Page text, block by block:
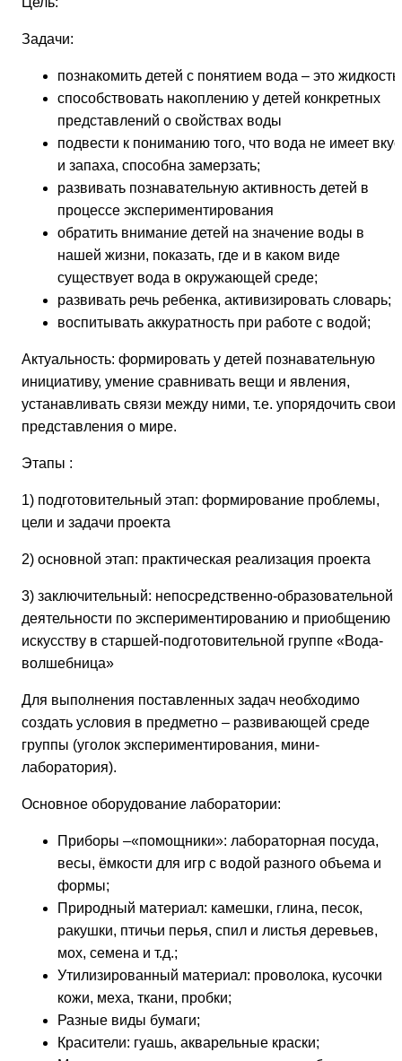
Задачи:
познакомить детей с понятием вода – это жидкость;
способствовать накоплению у детей конкретных
представлений о свойствах воды
подвести к пониманию того, что вода не имеет
и запаха, способна замерзать;
развивать познавательную активность детей в
процессе экспериментирования
обратить внимание детей на значение воды в
нашей жизни, показать, где и в каком виде
существует вода в окружающей среде;
развивать речь ребенка, активизировать словарь;
воспитывать аккуратность при работе с водой;
Актуальность: формировать у детей познавательную
инициативу, умение сравнивать вещи и явления,
устанавливать связи между ними, т.е. упорядочить свои
представления о мире.
Этапы :
1) подготовительный этап: формирование проблемы,
цели и задачи проекта
2) основной этап: практическая реализация проекта
3) заключительный: непосредственно-образовательной
деятельности по экспериментированию и приобщению к
искусству в старшей-подготовительной группе «Вода-
волшебница»
Для выполнения поставленных задач необходимо
создать условия в предметно – развивающей среде
группы (уголок экспериментирования, мини-
лаборатория).
Основное оборудование лаборатории:
Приборы –«помощники»: лабораторная посуда,
весы, ёмкости для игр с водой разного объема и
формы;
Природный материал: камешки, глина, песок,
ракушки, птичьи перья, спил и листья деревьев,
мох, семена и т.д.;
Утилизированный материал: проволока, кусочки
кожи, меха, ткани, пробки;
Разные виды бумаги;
Красители: гуашь, акварельные краски;